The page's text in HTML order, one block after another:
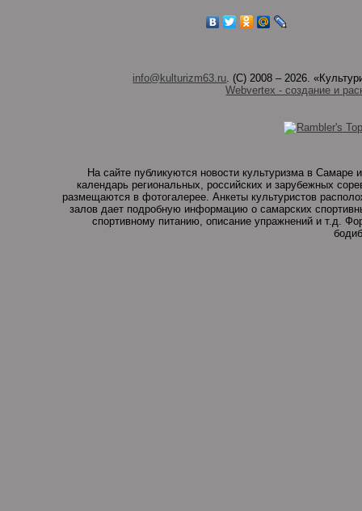
info@kulturizm63.ru . (C) 2008 – 2026.
Webvertex - создание и
На сайте публикуются новости культуризма в
календарь региональных, российских и зарубежных
размещаются в фотогалерее. Анкеты культуристов
залов дает подробную информацию о самарских
спортивному питанию, описание упражнений и т.д.